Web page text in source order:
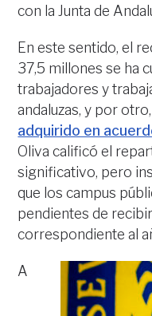
con la Junta de
En este sentido, el
37,5 millones se ha
trabajadores y
andaluzas, y por
adquirido en
Oliva calificó el
significativo, pero
que los campus
pendientes de
correspondiente al
A